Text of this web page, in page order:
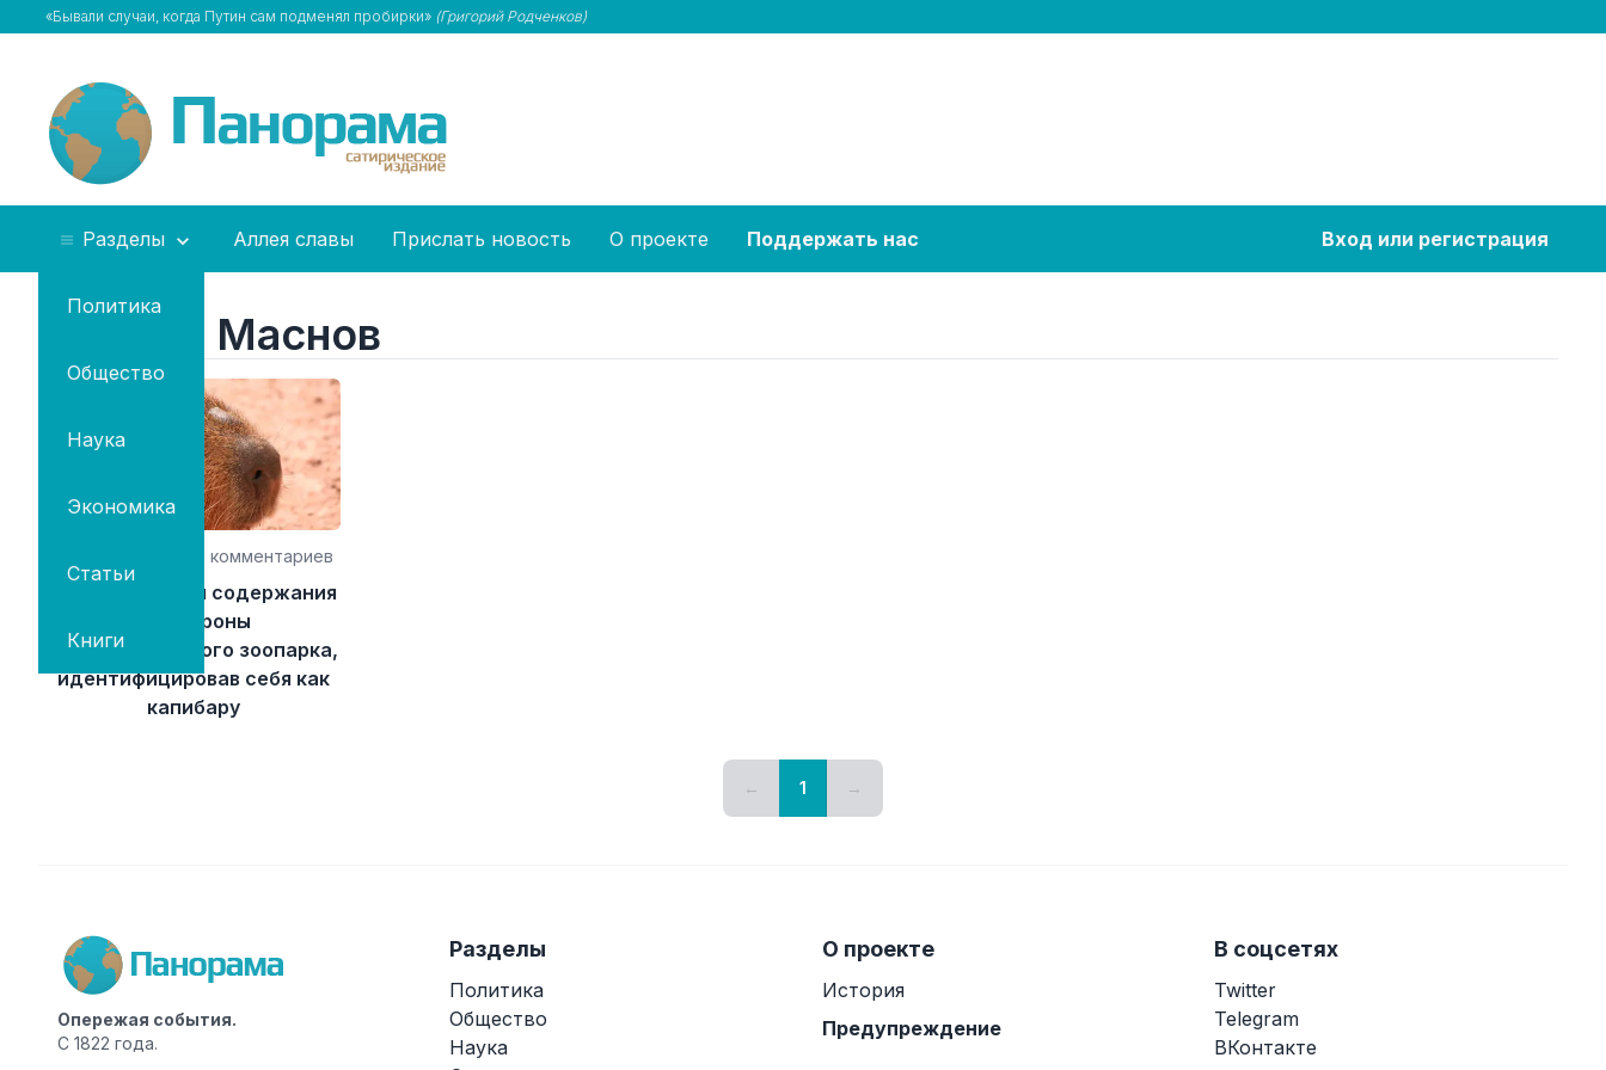
«Бывали случаи, когда Путин сам подменял пробирки» (Григорий Родченков)
Разделы
Политика
Общество
Наука
Экономика
Статьи
Книги
Аллея славы Прислать новость О проекте Поддержать нас Вход или регистрация
Кирилл Маснов
18 комментариев
Немец добился содержания
со стороны
государственного зоопарка,
идентифицировав себя как
капибару
← 1 →
Опережая события.
С 1822 года.
Разделы
Политика
Общество
Наука
О проекте
История
Предупреждение
В соцсетях
Twitter
Telegram
ВКонтакте